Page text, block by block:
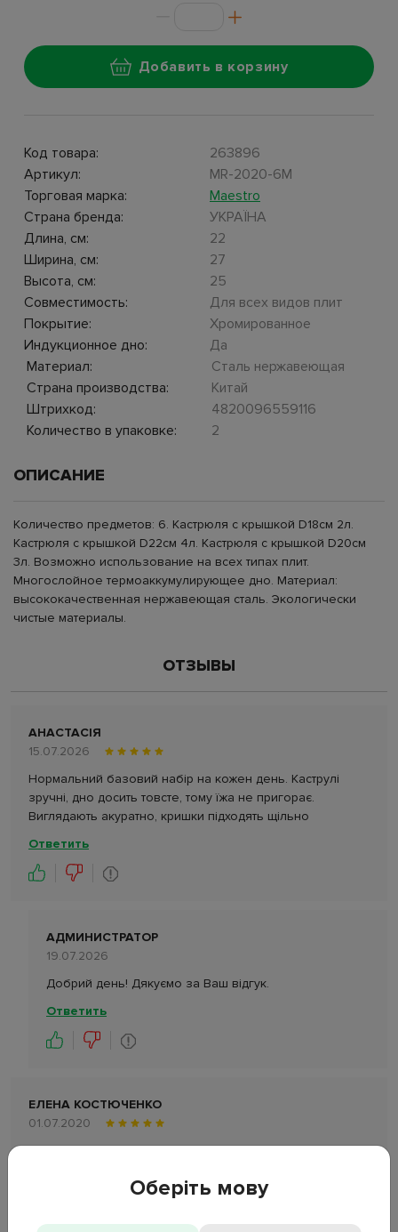
Добавить в корзину
Код товара:
263896
Артикул:
MR-2020-6M
Торговая марка:
Maestro
Страна бренда:
УКРАЇНА
Длина, см:
22
Ширина, см:
27
Высота, см:
25
Совместимость:
Для всех видов плит
Покрытие:
Хромированное
Индукционное дно:
Да
Материал:
Сталь нержавеющая
Страна производства:
Китай
Штрихкод:
4820096559116
Количество в упаковке:
2
ОПИСАНИЕ
Количество предметов: 6. Кастрюля с крышкой D18см 2л.
Кастрюля с крышкой D22см 4л. Кастрюля с крышкой D20см
3л. Возможно использование на всех типах плит.
Многослойное термоаккумулирующее дно. Материал:
высококачественная нержавеющая сталь. Экологически
чистые материалы.
ОТЗЫВЫ
АНАСТАСІЯ
15.07.2026
Нормальний базовий набір на кожен день. Каструлі
зручні, дно досить товсте, тому їжа не пригорає.
Виглядають акуратно, кришки підходять щільно
Ответить
АДМИНИСТРАТОР
19.07.2026
Добрий день! Дякуємо за Ваш відгук.
Ответить
ЕЛЕНА КОСТЮЧЕНКО
01.07.2020
Отличный набор ,качество супер
Все
нет
Ответить
Оберіть мову